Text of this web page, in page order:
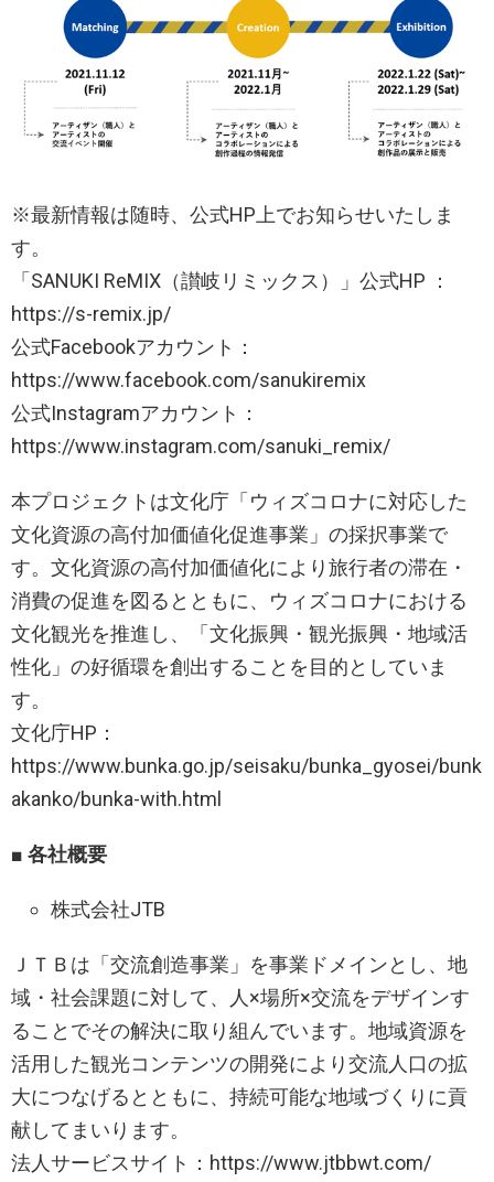
※最新情報は随時、公式HP上でお知らせいたしま
す。
「SANUKI ReMIX（讃岐リミックス）」公式HP ：
https://s-remix.jp/
公式Facebookアカウント：
https://www.facebook.com/sanukiremix
公式Instagramアカウント：
https://www.instagram.com/sanuki_remix/
本プロジェクトは文化庁「ウィズコロナに対応した
文化資源の高付加価値化促進事業」の採択事業で
す。文化資源の高付加価値化により旅行者の滞在・
消費の促進を図るとともに、ウィズコロナにおける
文化観光を推進し、「文化振興・観光振興・地域活
性化」の好循環を創出することを目的としていま
す。
文化庁HP：
https://www.bunka.go.jp/seisaku/bunka_gyosei/bunk
akanko/bunka-with.html
■ 各社概要
株式会社JTB
ＪＴＢは「交流創造事業」を事業ドメインとし、地
域・社会課題に対して、人×場所×交流をデザインす
ることでその解決に取り組んでいます。地域資源を
活用した観光コンテンツの開発により交流人口の拡
大につなげるとともに、持続可能な地域づくりに貢
献してまいります。
法人サービスサイト：https://www.jtbbwt.com/